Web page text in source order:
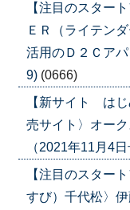
【注目のスター
ＥＲ（ライテン
活用のＤ２Ｃア
9) (0666)
【新サイト は
売サイト〉オー
（2021年11月4
【注目のスター
すび）千代松〉